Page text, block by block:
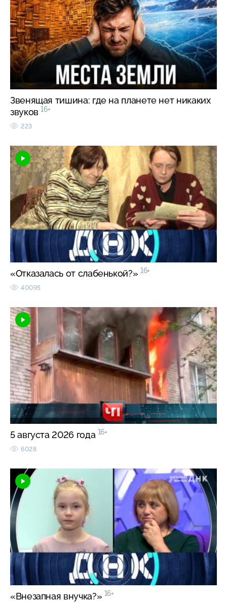
Звенящая тишина: где на планете нет никаких
звуков 16+
223
«Отказалась от слабенькой?» 16+
40095
5 августа 2026 года 16+
6028
«Внезапная внучка?» 16+